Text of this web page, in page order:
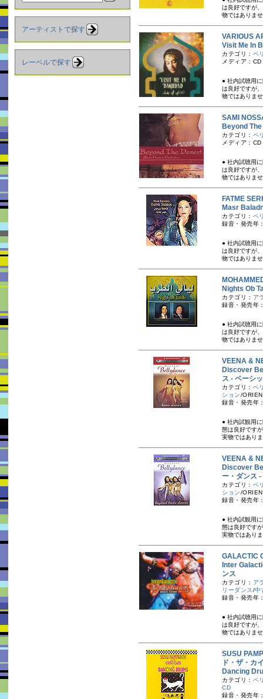
アーティストで探す
レーベルで探す
は良好ですが
物ではありま
VARIOUS
Visit Me In
カテゴリ： ベ
メディア：CD
● 社内試聴用
は良好ですが
物ではありま
SAMI
Beyond
カテゴリ： ベ
メディア：CD
● 社内試聴用
は良好ですが
物ではありま
FATME
Masr
カテゴリ： ベ
録音・発売年
● 社内試聴用
は良好ですが
物ではありま
Nights Ob
カテゴリ： ア
録音・発売年
● 社内試聴用
は良好ですが
物ではありま
VEENA &
Discover
ス - ベーシ
カテゴリ： ベ
ション/
録音・発売年
● 社内試観用
態は良好です
実物ではあり
VEENA &
Discover
ー・ダンス
カテゴリ： ベ
ション/
録音・発売年
● 社内試観用
態は良好です
実物ではあり
GALACTIC
Inter
ンス
カテゴリ： ア
リーダンス /中
録音・発売年
● 社内試聴用
は良好ですが
物ではありま
SUSU
ド・ザ・カ
Dancing
カテゴリ： ベ
CD
録音・発売年